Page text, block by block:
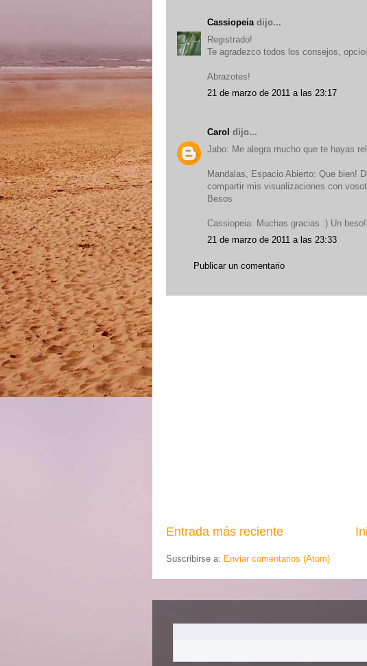
Cassiopeiadijo...
Registrado!
Te agradezco todos los consejos,
Abrazotes!
21 de marzo de 2011 a las 23:17
Carol dijo...
Jabo: Me alegra mucho que te hayas
Mandalas, Espacio Abierto: Que bien!
compartir mis visualizaciones con
Besos
Cassiopeia: Muchas gracias :) Un beso!
21 de marzo de 2011 a las 23:33
Publicar un comentario
Entrada más reciente
Suscribirse a: Enviar comentarios (Atom)